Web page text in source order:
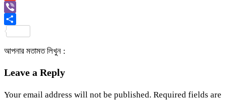
Link
Gmail
Viber
আপনার মতামত লিখুন :
Leave a Reply
Your email address will not be published. Required fields are